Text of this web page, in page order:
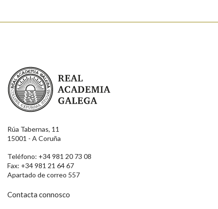
Real Academia Galega
Rúa Tabernas, 11
15001 - A Coruña
Teléfono: +34 981 20 73 08
Fax: +34 981 21 64 67
Apartado de correo 557
Contacta connosco